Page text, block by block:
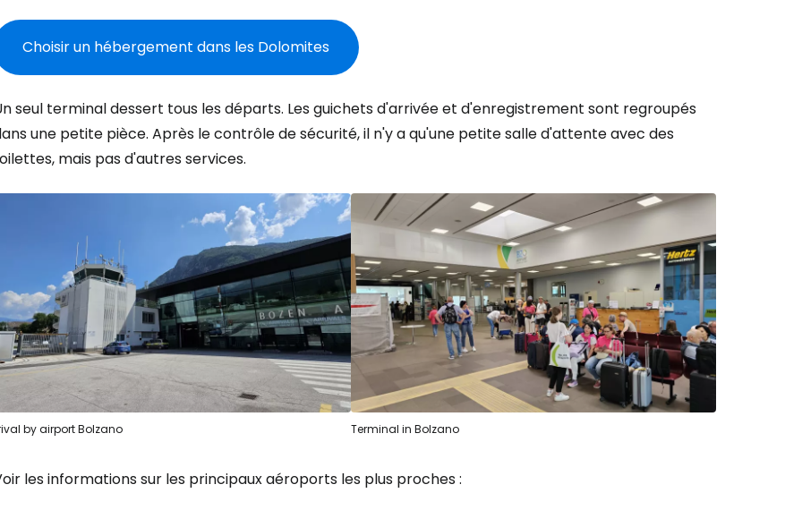
Choisir un hébergement dans les Dolomites
seul terminal dessert tous les départs. Les guichets d'arrivée et d'enregistrement sont regroupés
une petite pièce. Après le contrôle de sécurité, il n'y a qu'une petite salle d'attente avec des
mais pas d'autres services.
by airport Bolzano Terminal in Bolzano
les informations sur les principaux aéroports les plus proches :
Se connecter à Cestee
... la communauté mondiale des voyageurs
Continuer avec Google
Continuer avec Facebook
Poursuivre avec le courrier électronique